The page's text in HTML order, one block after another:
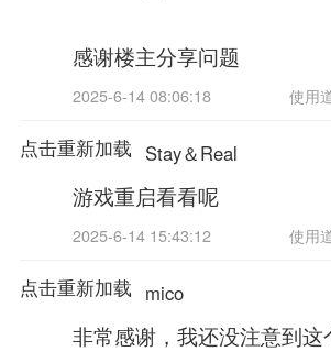
感谢楼主分享问题
2025-6-14 08:06:18 使用
点击重新加载 Stay＆Real
游戏重启看看呢
2025-6-14 15:43:12 使用
点击重新加载 mico
非常感谢，我还没注意到这